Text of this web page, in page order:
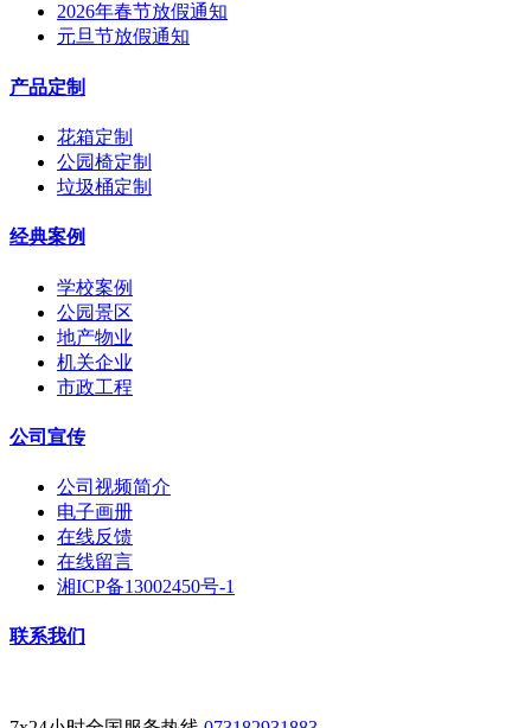
2026年春节放假通知
元旦节放假通知
产品定制
花箱定制
公园椅定制
垃圾桶定制
经典案例
学校案例
公园景区
地产物业
机关企业
市政工程
公司宣传
公司视频简介
电子画册
在线反馈
在线留言
湘ICP备13002450号-1
联系我们